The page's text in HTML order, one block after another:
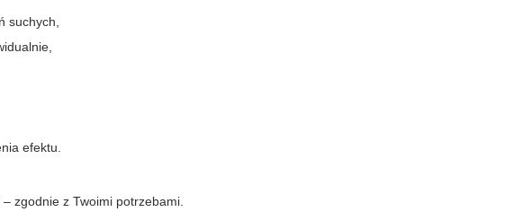
suchych,
efektu.
zgodnie z Twoimi potrzebami.